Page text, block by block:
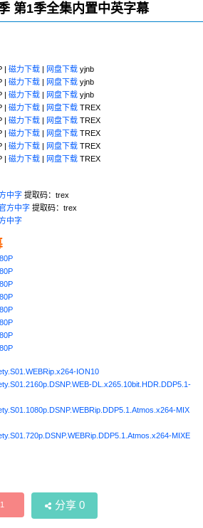
第1季全集内置中英字幕
| 磁力下载 | 网盘下载 yjnb
| 磁力下载 | 网盘下载 yjnb
| 磁力下载 | 网盘下载 yjnb
| 磁力下载 | 网盘下载 TREX
| 磁力下载 | 网盘下载 TREX
| 磁力下载 | 网盘下载 TREX
| 磁力下载 | 网盘下载 TREX
| 磁力下载 | 网盘下载 TREX
中字 提取码：trex
方中字 提取码：trex
中字
ION10
DL.x265.10bit.HDR.DDP5.1-
MIX
MIXE
分享 0